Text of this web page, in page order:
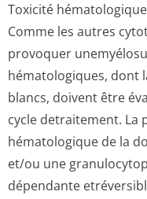
Toxicité hématologique
Comme les autres
provoquer
hématologiques, dont
blancs, doivent être
cycle detraitement. La
hématologique de la
et/ou une
dépendante